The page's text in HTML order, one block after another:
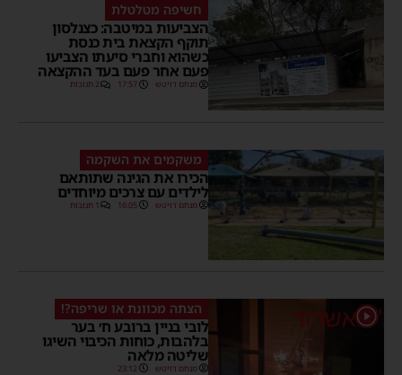
חשיפה מטלטלת
הצביעות במיטבה: כצנלסון
תוקף הקצאת בית כנסת
כשהוא וחברי סיעתו הצביעו
פעם אחר פעם בעד ההקצאה
מנחם דויטש 17:57 2 תגובות
משקמים את השקמה
הכירו את הגינה שתותאם
לילדים עם צרכים מיוחדים
מנחם דויטש 16:05 1 תגובות
1 הצתה מכוונת או שריפה?!
לובי בניין ברובע ח׳ בער
בלהבות, כוחות הכיבוי השיגו
שליטה מלאה
מנחם דויטש 23:12